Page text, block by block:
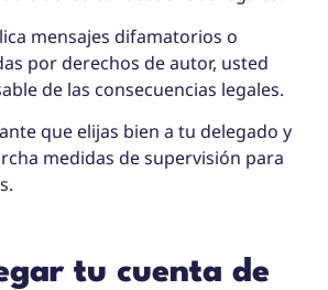
mensajes difamatorios o
por derechos de autor, usted
de las consecuencias legales.
que elijas bien a tu delegado y
medidas de supervisión para
tu cuenta de